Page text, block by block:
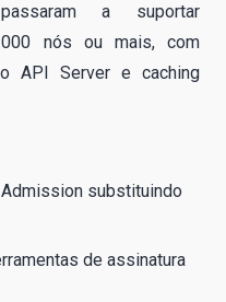
a suportar
nós ou mais, com
API Server e caching
substituindo
de assinatura